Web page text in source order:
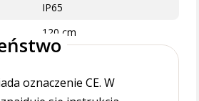
IP65
120 cm
oznaczenie CE. W